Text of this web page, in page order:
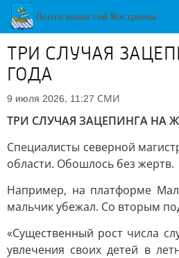
ТРИ СЛУЧАЯ
ГОДА
9 июля 2026, 11:27 СМИ
ТРИ СЛУЧАЯ ЗАЦЕПИНГА НА
Специалисты северной
области. Обошлось без жертв.
Например, на платформе
мальчик убежал. Со вторым
«Существенный рост числа
увлечения своих детей в